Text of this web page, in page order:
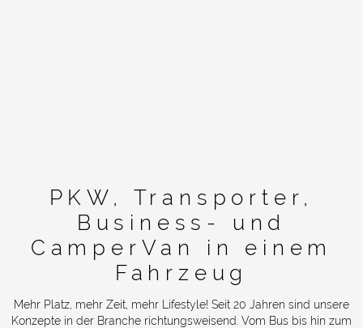
PKW, Transporter,
Business- und
CamperVan in einem
Fahrzeug
Mehr Platz, mehr Zeit, mehr Lifestyle! Seit 20 Jahren sind unsere
Konzepte in der Branche richtungsweisend. Vom Bus bis hin zum